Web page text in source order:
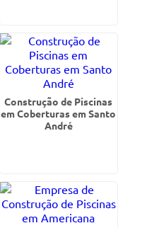
Construção de Piscinas
em Coberturas em Santo
André